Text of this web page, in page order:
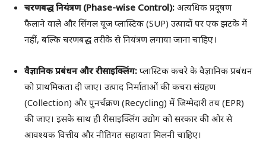
चरणबद्ध नियंत्रण (Phase-wise Control): अत्यधिक प्रदूषण
फैलाने वाले और सिंगल यूज प्लास्टिक (SUP) उत्पादों पर एक झटके में
नहीं, बल्कि चरणबद्ध तरीके से नियंत्रण लगाया जाना चाहिए।
वैज्ञानिक प्रबंधन और रीसाइक्लिंग: प्लास्टिक कचरे के वैज्ञानिक प्रबंधन
को प्राथमिकता दी जाए। उत्पाद निर्माताओं की कचरा संग्रहण
(Collection) और पुनर्चक्रण (Recycling) में जिम्मेदारी तय (EPR)
की जाए। इसके साथ ही रीसाइक्लिंग उद्योग को सरकार की ओर से
आवश्यक वित्तीय और नीतिगत सहायता मिलनी चाहिए।